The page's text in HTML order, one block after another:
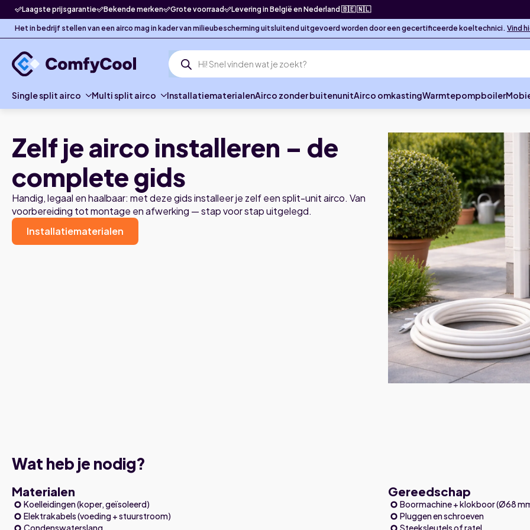
Laagste prijsgarantie Bekende merken Grote voorraad Levering in België en Nederland 🇧🇪 🇳🇱
Het in bedrijf stellen van een airco mag in kader van milieubescherming uitsluitend uitgevoerd worden door een gecertificeerde koeltechnici. Vind
Producten
zoeken
Single split airco Multi split airco InstallatiematerialenAirco zonder buitenunitAirco omkastingWarmtepompboiler
Zelf je airco installeren – de
complete gids
Handig, legaal en haalbaar: met deze gids installeer je zelf een split-unit airco. Van
voorbereiding tot montage en afwerking — stap voor stap uitgelegd.
Installatiematerialen
Wat heb je nodig?
Materialen
Koelleidingen (koper, geïsoleerd)
Elektrakabels (voeding + stuurstroom)
Gereedschap
Boormachine + klokboor (Ø68
Pluggen en schroeven